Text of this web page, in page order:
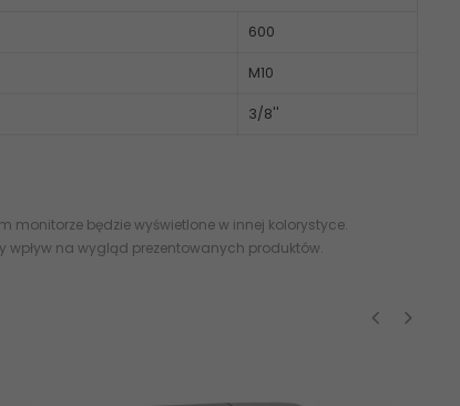
600
M10
3/8''
monitorze będzie wyświetlone w innej kolorystyce.
na wygląd prezentowanych produktów.